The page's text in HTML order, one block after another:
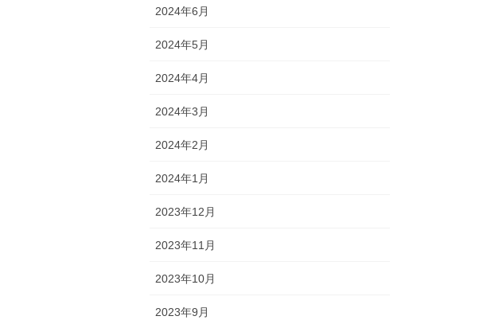
2024年6月
2024年5月
2024年4月
2024年3月
2024年2月
2024年1月
2023年12月
2023年11月
2023年10月
2023年9月